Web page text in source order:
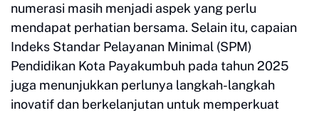
numerasi masih menjadi aspek yang perlu
mendapat perhatian bersama. Selain itu, capaian
Indeks Standar Pelayanan Minimal (SPM)
Pendidikan Kota Payakumbuh pada tahun 2025
juga menunjukkan perlunya langkah-langkah
inovatif dan berkelanjutan untuk memperkuat